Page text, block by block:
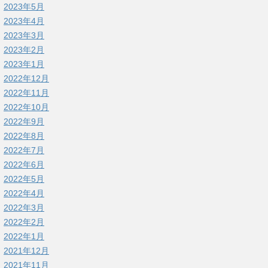
2023年5月
2023年4月
2023年3月
2023年2月
2023年1月
2022年12月
2022年11月
2022年10月
2022年9月
2022年8月
2022年7月
2022年6月
2022年5月
2022年4月
2022年3月
2022年2月
2022年1月
2021年12月
2021年11月